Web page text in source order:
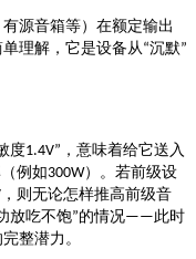
源音箱等）在额定输出
理解，它是设备从“沉默”
度1.4V” ，意味着给它送入
例如300W）。若前级设
，则无论怎样推高前级音
放吃不饱”的情况——此时
整潜力。